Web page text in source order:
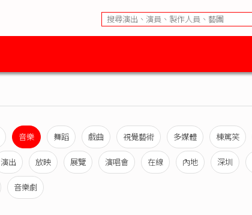
音樂 舞蹈 戲曲 視覺藝術 多媒體 棟篤笑
演出 放映 展覽 演唱會 在線 內地 深圳
音樂劇